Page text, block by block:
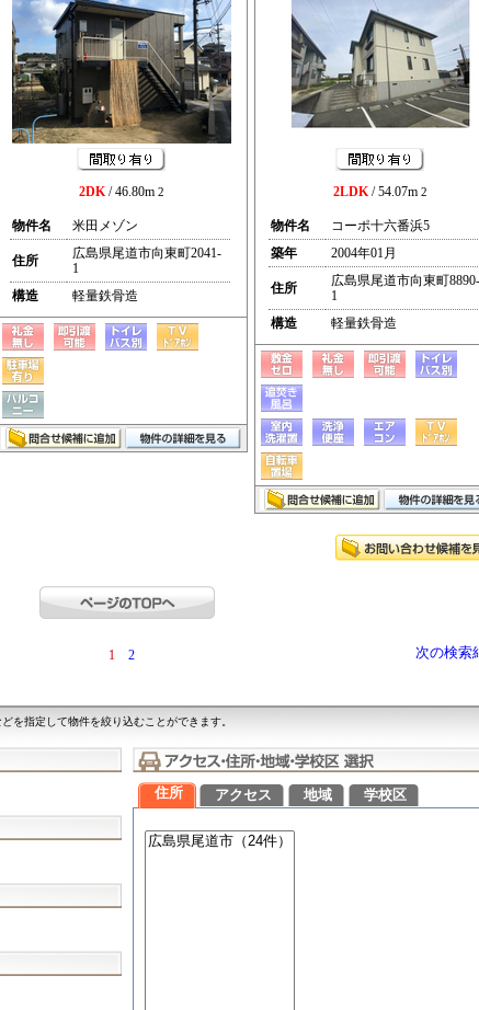
2DK/ 46.80m 2
物件名 米田メゾン
住所
広島県尾道市向東町2041-
1
構造
軽量鉄骨造
2LDK/ 54.07m 2
物件名
コーポ十六番浜5
築年
2004年01月
住所
広島県尾道市向東町8890-
1
構造
軽量鉄骨造
1 2 次の検索
を指定して物件を絞り込むことができます。
住所 アクセス 地域 学校区